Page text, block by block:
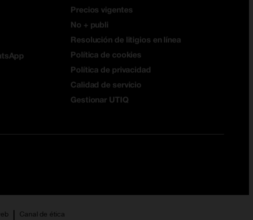
Precios vigentes
No + publi
Resolución de litigios en línea
Política de cookies
Política de privacidad
Calidad de servicio
Gestionar UTIQ
Canal de ética